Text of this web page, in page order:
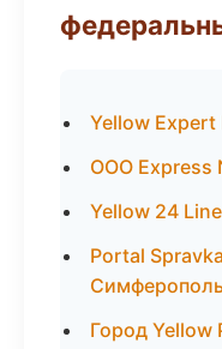
Yellow
ООО Express
Yellow 24
Portal
Город